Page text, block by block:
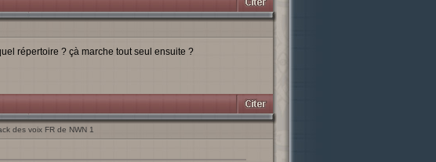
répertoire ? çà marche tout seul ensuite ?
des voix FR de NWN 1